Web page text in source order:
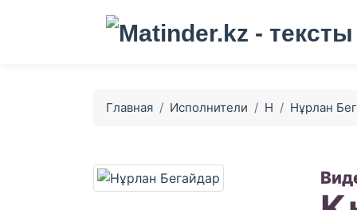
Главная Исполнители Н Нұрлан